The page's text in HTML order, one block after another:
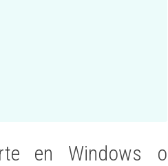
en Windows o